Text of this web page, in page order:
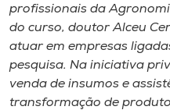
profissionais da
do curso, doutor Alceu
atuar em empresas
pesquisa. Na iniciativa
venda de insumos e
transformação de